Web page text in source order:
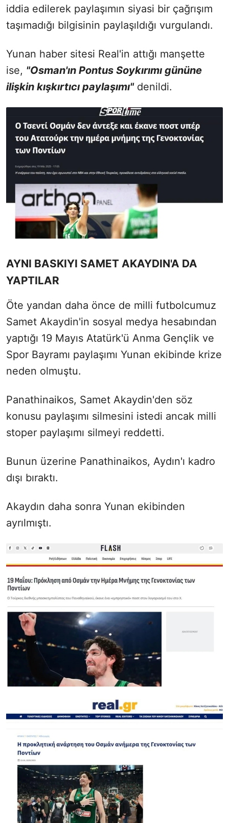
iddia edilerek paylaşımın siyasi bir çağrışım
taşımadığı bilgisinin paylaşıldığı vurgulandı.
Yunan haber sitesi Real'in attığı manşette
ise, "Osman'ın Pontus Soykırımı gününe
ilişkin kışkırtıcı paylaşımı"denildi.
AYNI BASKIYI SAMET AKAYDIN'A DA
YAPTILAR
Öte yandan daha önce de milli futbolcumuz
Samet Akaydin'in sosyal medya hesabından
yaptığı 19 Mayıs Atatürk'ü Anma Gençlik ve
Spor Bayramı paylaşımı Yunan ekibinde krize
neden olmuştu.
Panathinaikos, Samet Akaydin'den söz
konusu paylaşımı silmesini istedi ancak milli
stoper paylaşımı silmeyi reddetti.
Bunun üzerine Panathinaikos, Aydın'ı kadro
dışı bıraktı.
Akaydın daha sonra Yunan ekibinden
ayrılmıştı.